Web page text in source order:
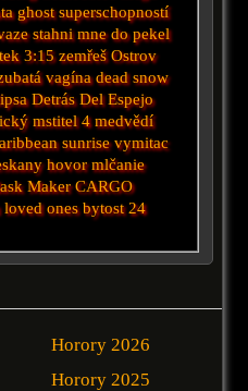
ghost superschopností
stahni mne do pekel
3:15 zemřeš Ostrov
vagína dead snow
Detrás Del Espejo
mstitel 4 medvědí
sunrise vymitac
hovor mlčanie
Maker CARGO
loved ones bytost 24
Horory 2026
Horory 2025